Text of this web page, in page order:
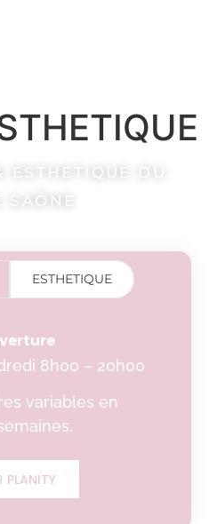
ESTHETIQUE DU
SAÔNE
ESTHETIQUE
8h00 – 20h00
variables en
PLANITY